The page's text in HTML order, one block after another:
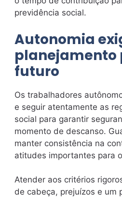
previdência social.
Autonomia
planejamento
futuro
Os trabalhadores
e seguir atentamente as
social para garantir
momento de descanso.
manter consistência na
atitudes importantes para
Atender aos critérios
de cabeça, prejuízos e um